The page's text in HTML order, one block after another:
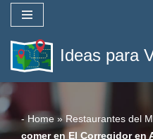
Saltar
al
contenido
Ideas para
-Home »Restaurantes del
comer en El Corregidor en